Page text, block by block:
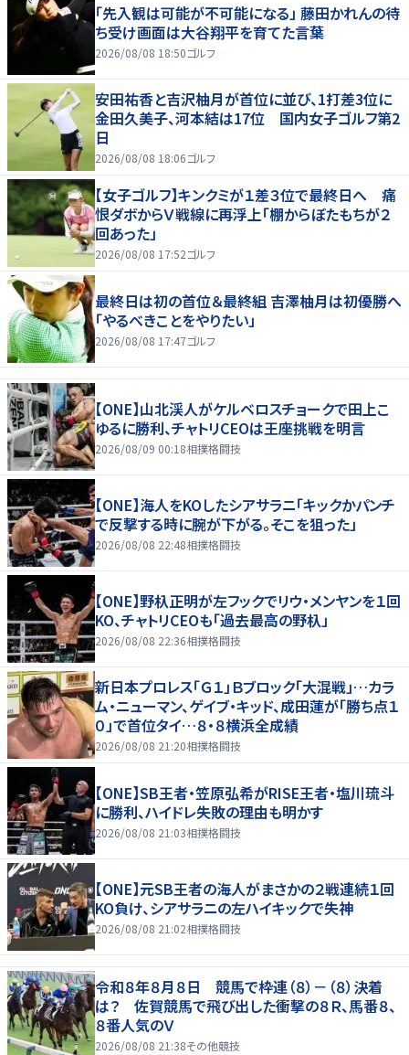
「先入観は可能が不可能になる」 藤田かれんの待
ち受け画面は大谷翔平を育てた言葉
2026/08/08 18:50ゴルフ
安田祐香と吉沢柚月が首位に並び、1打差3位に
金田久美子、河本結は17位 国内女子ゴルフ第2
日
2026/08/08 18:06ゴルフ
【女子ゴルフ】キンクミが１差３位で最終日へ 痛
恨ダボからＶ戦線に再浮上「棚からぼたもちが２
回あった」
2026/08/08 17:52ゴルフ
最終日は初の首位＆最終組 吉澤柚月は初優勝へ
「やるべきことをやりたい」
2026/08/08 17:47ゴルフ
【ONE】山北渓人がケルベロスチョークで田上こ
ゆるに勝利、チャトリCEOは王座挑戦を明言
2026/08/09 00:18相撲格闘技
【ONE】海人をKOしたシアサラニ「キックかパンチ
で反撃する時に腕が下がる。そこを狙った」
2026/08/08 22:48相撲格闘技
【ONE】野杁正明が左フックでリウ・メンヤンを１回
KO、チャトリCEOも「過去最高の野杁」
2026/08/08 22:36相撲格闘技
新日本プロレス「Ｇ１」Ｂブロック「大混戦」…カラ
ム・ニューマン、ゲイブ・キッド、成田蓮が「勝ち点１
０」で首位タイ…８・８横浜全成績
2026/08/08 21:20相撲格闘技
【ONE】SB王者・笠原弘希がRISE王者・塩川琉斗
に勝利、ハイドレ失敗の理由も明かす
2026/08/08 21:03相撲格闘技
【ONE】元SB王者の海人がまさかの２戦連続１回
KO負け、シアサラニの左ハイキックで失神
2026/08/08 21:02相撲格闘技
令和８年８月８日 競馬で枠連（８）－（８）決着
は？ 佐賀競馬で飛び出した衝撃の８Ｒ、馬番８、
８番人気のＶ
2026/08/08 21:38その他競技